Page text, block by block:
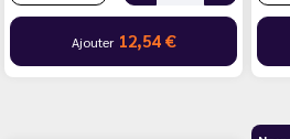
Ajouter 12,54 €